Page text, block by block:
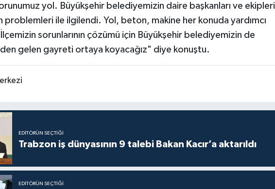
yol. Büyükşehir belediyemizin daire başkanları ve ekipleri
problemleri ile ilgilendi. Yol, beton, makine her konuda yardımcı
İlçemizin sorunlarının çözümü için Büyükşehir belediyemizin de
gelen gayreti ortaya koyacağız" diye konuştu.
EDITÖRÜN SEÇTIĞI
Trabzon iş dünyasının 9 talebi Bakan Kacır’a aktarıldı
EDITÖRÜN SEÇTIĞI